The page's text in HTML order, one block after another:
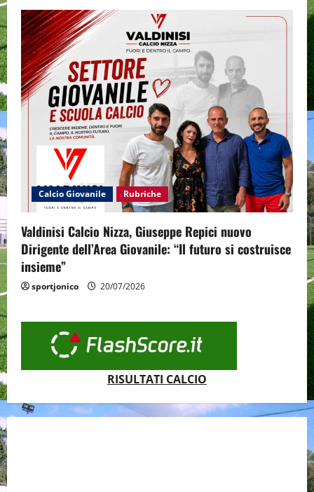
Calcio Giovanile Rubriche
Valdinisi Calcio Nizza, Giuseppe Repici nuovo
Dirigente dell’Area Giovanile: “Il futuro si costruisce
insieme”
sportjonico 20/07/2026
RISULTATI CALCIO